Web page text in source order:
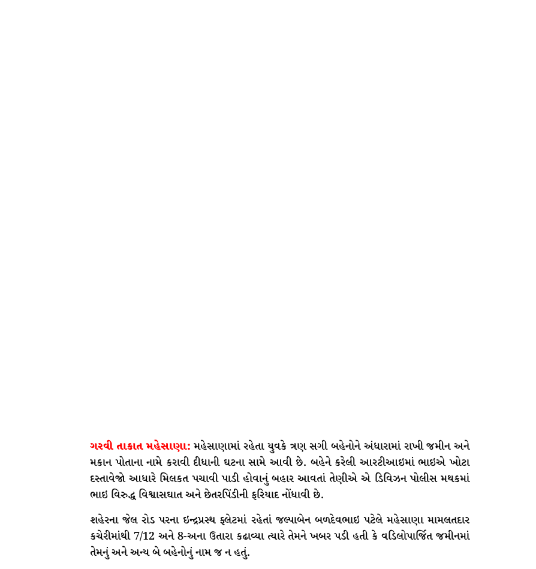
ગરવી તાકાત મહેસાણા: મહેસાણામાં રહેતા યુવકે ત્રણ સગી બહેનોને અંધારામાં રાખી જમીન અને
મકાન પોતાના નામે કરાવી દીધાની ઘટના સામે આવી છે. બહેને કરેલી આરટીઆઇમાં ભાઇએ ખોટા
દસ્તાવેજો આધારે મિલકત પચાવી પાડી હોવાનું બહાર આવતાં તેણીએ એ ડિવિઝન પોલીસ મથકમાં
ભાઇ વિરુદ્ધ વિશ્વાસઘાત અને છેતરપિંડીની ફરિયાદ નોંધાવી છે.
શહેરના જેલ રોડ પરના ઇન્દ્રપ્રસ્થ ફ્લેટમાં રહેતાં જલ્પાબેન બળદેવભાઇ પટેલે મહેસાણા મામલતદાર
કચેરીમાંથી 7/12 અને 8-અના ઉતારા કઢાવ્યા ત્યારે તેમને ખબર પડી હતી કે વડિલોપાર્જિત જમીનમાં
તેમનું અને અન્ય બે બહેનોનું નામ જ ન હતું.